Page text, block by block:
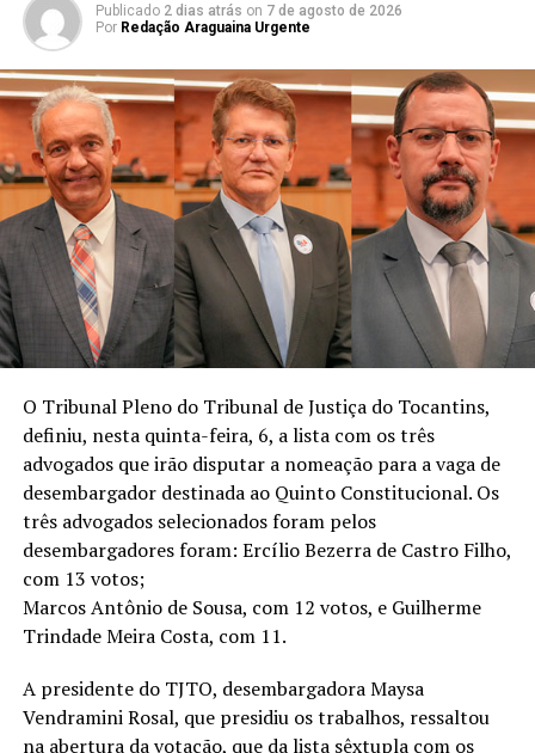
Publicado 2 dias atrás on 7 de agosto de 2026
Por Redação Araguaina Urgente
O Tribunal Pleno do Tribunal de Justiça do Tocantins,
definiu, nesta quinta-feira, 6, a lista com os três
advogados que irão disputar a nomeação para a vaga de
desembargador destinada ao Quinto Constitucional. Os
três advogados selecionados foram pelos
desembargadores foram: Ercílio Bezerra de Castro Filho,
com 13 votos;
Marcos Antônio de Sousa, com 12 votos, e Guilherme
Trindade Meira Costa, com 11.
A presidente do TJTO, desembargadora Maysa
Vendramini Rosal, que presidiu os trabalhos, ressaltou
na abertura da votação, que da lista sêxtupla com os